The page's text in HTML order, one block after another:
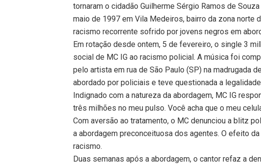
tornaram o cidadão Guilherme Sérgio Ramos de
maio de 1997 em Vila Medeiros, bairro da zona norte
racismo recorrente sofrido por jovens negros em
Em rotação desde ontem, 5 de fevereiro, o single 3
social de MC IG ao racismo policial. A música foi
pelo artista em rua de São Paulo (SP) na madrugada
abordado por policiais e teve questionada a
Indignado com a natureza da abordagem, MC IG
três milhões no meu pulso. Você acha que o meu
Com aversão ao tratamento, o MC denunciou a blitz
a abordagem preconceituosa dos agentes. O efeito
racismo.
Duas semanas após a abordagem, o cantor refaz a